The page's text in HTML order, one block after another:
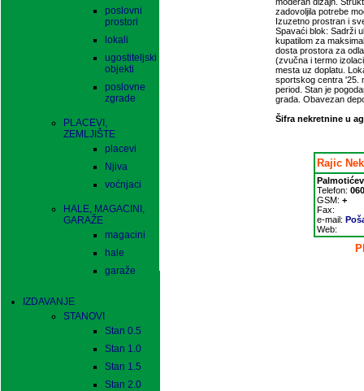
poslovni
prostori
lokali
ugostiteljski
objekti
poslovne
zgrade
PLACEVI,
ZEMLJIŠTE
placevi
Njiva
voćnjaci
HALE, MAGACINI,
GARAŽE
magacini
hale
garaže
IZDAVANJE
STANOVI
Stan 0.5
Stan 1.0
Stan 1.5
Stan 2.0
zadovoljila potrebe
Izuzetno prostran i
Spavaći blok: Sadrži
kupatilom za
dosta prostora za
(zvučna i termo
mesta uz doplatu.
sportskog centra '25.
period. Stan je
grada. Obavezan
Šifra nekretnine u
Rajic
Telefon:
GSM: +
Fax:
e-mail:
Web: